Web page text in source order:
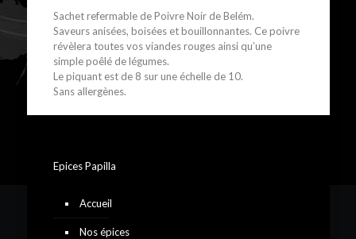
Sachet refermable de Poivre Noir de Belém.
Saveurs anisées, boisées et bouillonnantes. Ce poivre
révèlera toutes vos viandes rouges ainsi qu’une
simple poêlé de légumes.
Le piquant est de 8 sur une échelle de 10.
Sans allergènes.
Epices Papilla
Accueil
Nos épices